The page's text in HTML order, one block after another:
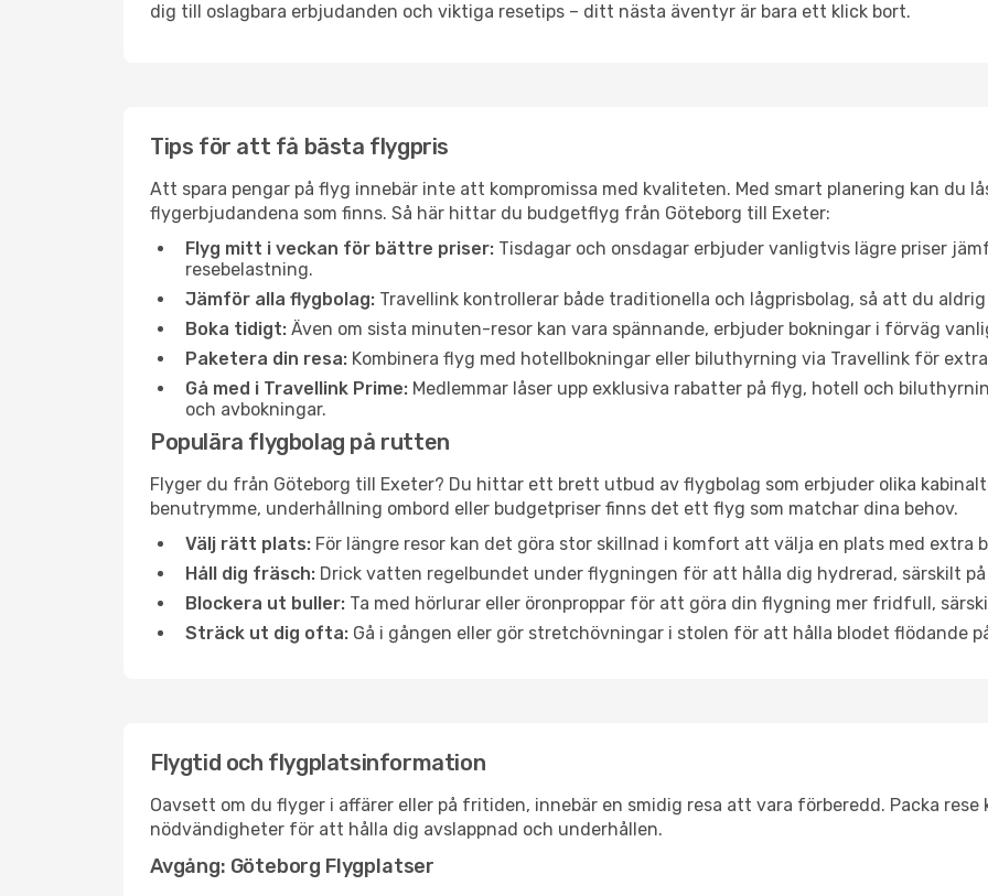
dig till oslagbara erbjudanden och viktiga resetips – ditt nästa äventyr är bara ett klick bort.
Tips för att få bästa flygpris
Att spara pengar på flyg innebär inte att kompromissa med kvaliteten. Med smart planering kan du
flygerbjudandena som finns. Så här hittar du budgetflyg från Göteborg till Exeter:
Flyg mitt i veckan för bättre priser: Tisdagar och onsdagar erbjuder vanligtvis lägre priser
resebelastning.
Jämför alla flygbolag: Travellink kontrollerar både traditionella och lågprisbolag, så att du
Boka tidigt: Även om sista minuten-resor kan vara spännande, erbjuder bokningar i förväg
Paketera din resa: Kombinera flyg med hotellbokningar eller biluthyrning via Travellink för
Gå med i Travellink Prime: Medlemmar låser upp exklusiva rabatter på flyg, hotell och
och avbokningar.
Populära flygbolag på rutten
Flyger du från Göteborg till Exeter? Du hittar ett brett utbud av flygbolag som erbjuder olika
benutrymme, underhållning ombord eller budgetpriser finns det ett flyg som matchar dina behov.
Välj rätt plats: För längre resor kan det göra stor skillnad i komfort att välja en plats med extra
Håll dig fräsch: Drick vatten regelbundet under flygningen för att hålla dig hydrerad, särskilt på
Blockera ut buller: Ta med hörlurar eller öronproppar för att göra din flygning mer fridfull,
Sträck ut dig ofta: Gå i gången eller gör stretchövningar i stolen för att hålla blodet flödande
Flygtid och flygplatsinformation
Oavsett om du flyger i affärer eller på fritiden, innebär en smidig resa att vara förberedd. Packa rese
nödvändigheter för att hålla dig avslappnad och underhållen.
Avgång: Göteborg Flygplatser